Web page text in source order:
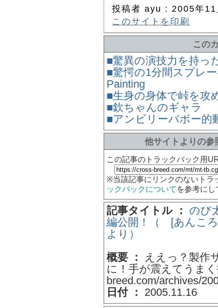
投稿者 ayu : 2005年
このサイトを印刷
この
■驚異の演技力を持っ
■驚愕の1分間スプレ
Painting
■生身の身体で峠を攻
■欽ちゃんのギャラ
■アンビリーバボー的
他サイトよりの参
この記事のトラックバック用
※当該記事にリンクのないトラ
ックバックについて を参考に
記事タイトル ： のび
編公開！（ [あんこ
より）
概要 ：
ええっ？製作
に！手が震えてうま
breed.com/archives/
日付 ： 2005.11.16